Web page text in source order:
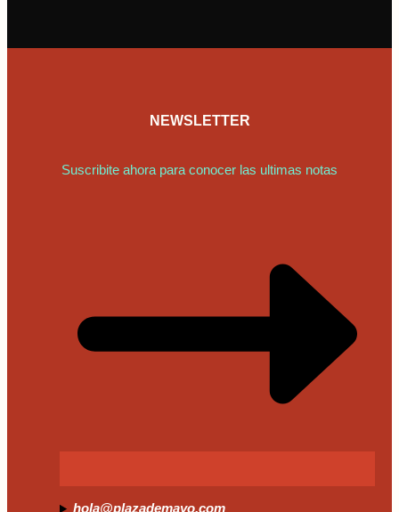
NEWSLETTER
Suscribite ahora para conocer las ultimas notas
hola@plazademayo.com